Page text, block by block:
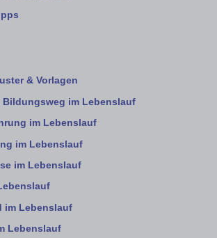
& Vorlagen
im Lebenslauf
im Lebenslauf
im Lebenslauf
im Lebenslauf
im Lebenslauf
Lebenslauf